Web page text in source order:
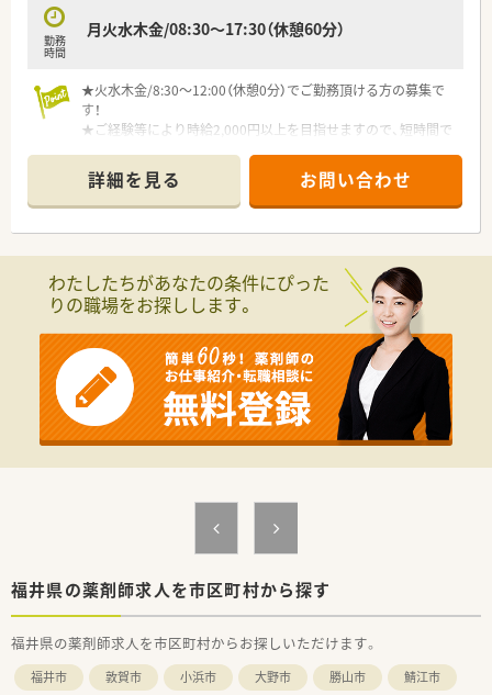
勤務
時間
月火水木金/08:30～17:30（休憩60分）
★火水木金/8:30～12:00（休憩0分）でご勤務頂ける方の募集で
す！
★ご経験等により時給2,000円以上を目指せますので、短時間で
★土日祝月がお休みで、年末年始の休暇もございますので、お休
み重視の方にもピッタリです
詳細を見る お問い合わせ
わたしたちがあなたの条件にぴった
りの職場をお探しします。
福井県の薬剤師求人を市区町村から探す
福井県の薬剤師求人を市区町村からお探しいただけます。
福井市 敦賀市 小浜市 大野市 勝山市
鯖江市